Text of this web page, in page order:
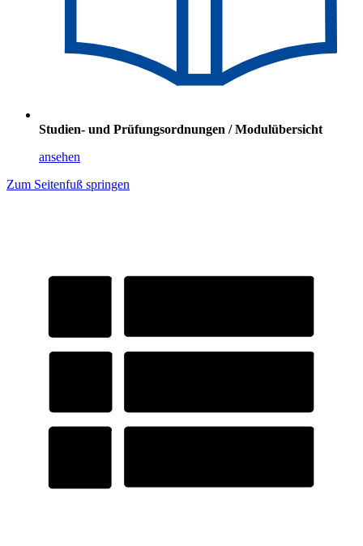
Studien- und Prüfungsordnungen / Modulübersicht
ansehen
Zum Seitenfuß springen